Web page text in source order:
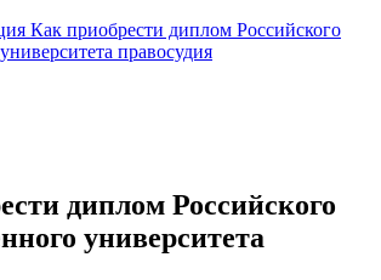
Как приобрести диплом Российского
правосудия
диплом Российского
университета